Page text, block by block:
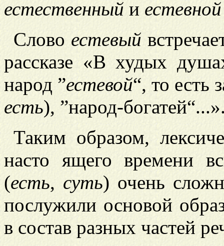
естественный и естевной
Слово естевый
рассказе «В худых
народ ”естевой“, то есть
есть), ”народ-
Таким образом,
насто ящего времени
(есть, суть) очень
послужили основой
в состав разных частей